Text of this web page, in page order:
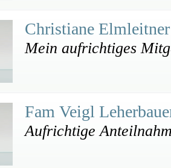
Christiane
Mein aufrichtiges
Fam Veigl
Aufrichtige